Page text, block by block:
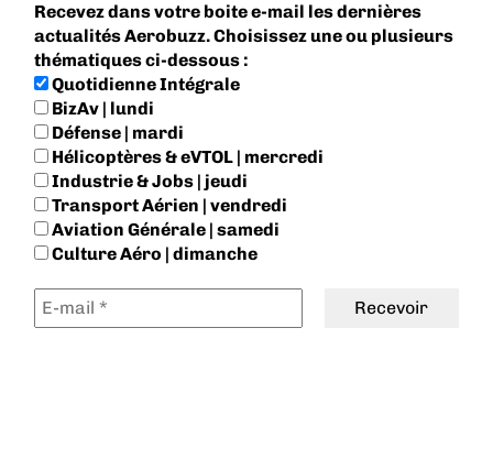
Recevez dans votre boite e-mail les dernières
actualités Aerobuzz. Choisissez une ou plusieurs
thématiques ci-dessous :
Quotidienne Intégrale
BizAv | lundi
Défense | mardi
Hélicoptères & eVTOL | mercredi
Industrie & Jobs | jeudi
Transport Aérien | vendredi
Aviation Générale | samedi
Culture Aéro | dimanche